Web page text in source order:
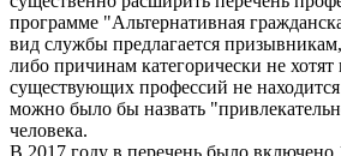
программе "Альтернативная
вид службы предлагается
либо причинам категорически не
существующих профессий не
можно было бы назвать
человека.
В 2017 году в перечень было включено